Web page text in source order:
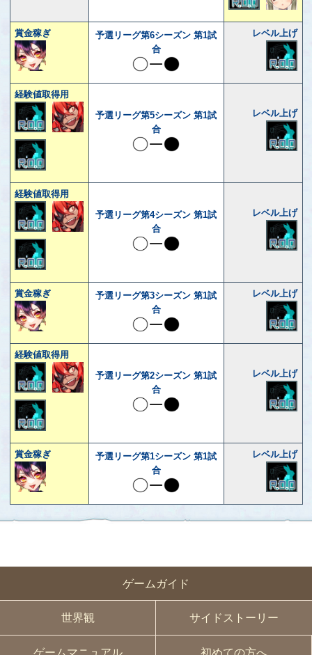
ゲームガイド
世界観 サイドストーリー
ゲームマニュアル 初めての方へ
賞金稼ぎ
予選リーグ第6シーズン 第1試
合
レベル上げ
経験値取得用
予選リーグ第5シーズン 第1試
合
レベル上げ
経験値取得用
予選リーグ第4シーズン 第1試
合
レベル上げ
賞金稼ぎ
予選リーグ第3シーズン 第1試
合
レベル上げ
経験値取得用
予選リーグ第2シーズン 第1試
合
レベル上げ
賞金稼ぎ
予選リーグ第1シーズン 第1試
合
レベル上げ